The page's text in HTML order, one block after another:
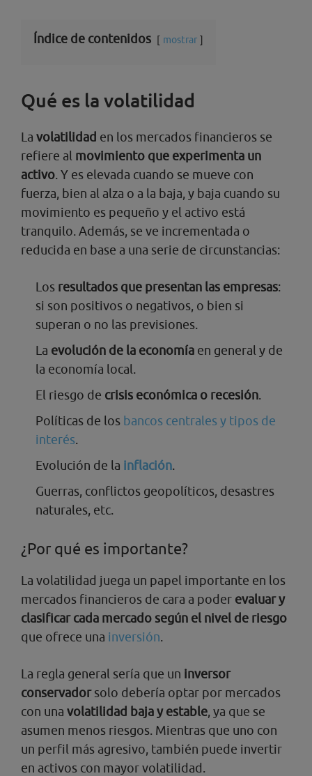
Índice de contenidos mostrar
Qué es la volatilidad
La volatilidad en los mercados financieros se
refiere al movimiento que experimenta un
activo. Y es elevada cuando se mueve con
fuerza, bien al alza o a la baja, y baja cuando su
movimiento es pequeño y el activo está
tranquilo. Además, se ve incrementada o
reducida en base a una serie de circunstancias:
Los resultados que presentan las empresas:
si son positivos o negativos, o bien si
superan o no las previsiones.
La evolución de la economía en general y de
la economía local.
El riesgo de crisis económica o recesión.
Políticas de los bancos centrales y tipos de
interés.
Evolución de la inflación.
Guerras, conflictos geopolíticos, desastres
naturales, etc.
¿Por qué es importante?
La volatilidad juega un papel importante en los
mercados financieros de cara a poder evaluar y
clasificar cada mercado según el nivel de riesgo
que ofrece una inversión.
La regla general sería que un inversor
conservadorsolo debería optar por mercados
con una volatilidad baja y estable, ya que se
asumen menos riesgos. Mientras que uno con
un perfil más agresivo, también puede invertir
en activos con mayor volatilidad.